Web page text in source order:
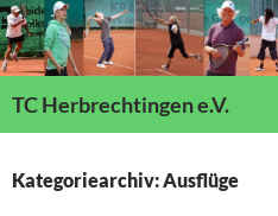
TC Herbrechtingen e.V.
SPRINGEN
Kategoriearchiv: Ausflüge